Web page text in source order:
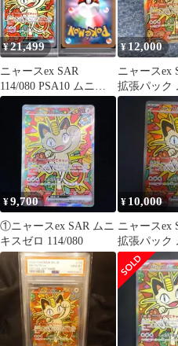
¥21,499
ニャースex SAR
114/080 PSA10 ムニキ
スゼロ
¥12,000
ニャースex
拡張パック
ロ キラ 114/
¥9,700
①ニャースex SAR ムニ
キスゼロ 114/080
¥ 10,000
ニャースex
拡張パック
ロ キラ 114/